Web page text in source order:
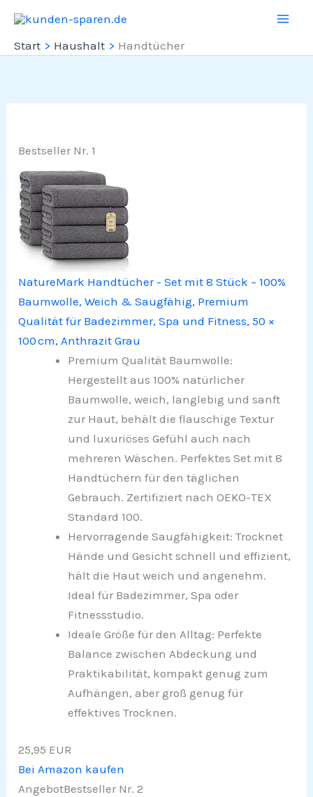
Inhalt
springen
Start Haushalt Handtücher
Bestseller Nr. 1
NatureMark Handtücher - Set mit 8 Stück – 100%
Baumwolle, Weich & Saugfähig, Premium
Qualität für Badezimmer, Spa und Fitness, 50 ×
100 cm, Anthrazit Grau
Premium Qualität Baumwolle:
Hergestellt aus 100% natürlicher
Baumwolle, weich, langlebig und sanft
zur Haut, behält die flauschige Textur
und luxuriöses Gefühl auch nach
mehreren Wäschen. Perfektes Set mit 8
Handtüchern für den täglichen
Gebrauch. Zertifiziert nach OEKO-TEX
Standard 100.
Hervorragende Saugfähigkeit: Trocknet
Hände und Gesicht schnell und effizient,
hält die Haut weich und angenehm.
Ideal für Badezimmer, Spa oder
Fitnessstudio.
Ideale Größe für den Alltag: Perfekte
Balance zwischen Abdeckung und
Praktikabilität, kompakt genug zum
Aufhängen, aber groß genug für
effektives Trocknen.
25,95 EUR
Bei Amazon kaufen
AngebotBestseller Nr. 2